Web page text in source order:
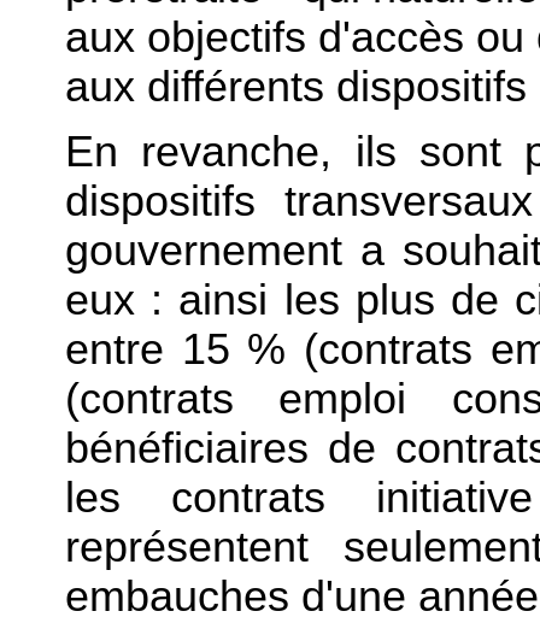
aux objectifs d'accès
aux différents
En revanche, ils sont
dispositifs
gouvernement a
eux : ainsi les plus de
entre 15 % (contrats
(contrats emploi
bénéficiaires de
les contrats
représentent
embauches d'une